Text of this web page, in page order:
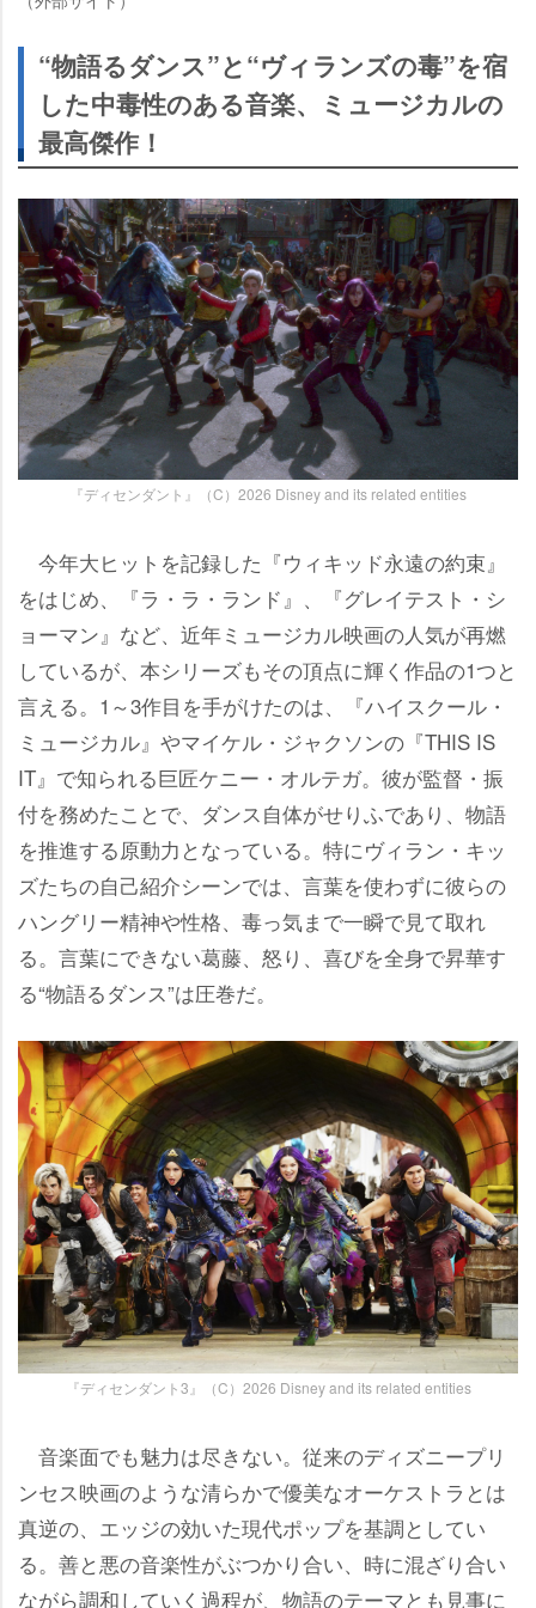
“物語るダンス”と“ヴィランズの毒”を宿
した中毒性のある音楽、ミュージカルの
最高傑作！
『ディセンダント』（C）2026 Disney and its related entities
今年大ヒットを記録した『ウィキッド永遠の約束』
をはじめ、『ラ・ラ・ランド』、『グレイテスト・シ
ョーマン』など、近年ミュージカル映画の人気が再燃
しているが、本シリーズもその頂点に輝く作品の1つと
言える。1～3作目を手がけたのは、『ハイスクール・
ミュージカル』やマイケル・ジャクソンの『THIS IS
IT』で知られる巨匠ケニー・オルテガ。彼が監督・振
付を務めたことで、ダンス自体がせりふであり、物語
を推進する原動力となっている。特にヴィラン・キッ
ズたちの自己紹介シーンでは、言葉を使わずに彼らの
ハングリー精神や性格、毒っ気まで一瞬で見て取れ
る。言葉にできない葛藤、怒り、喜びを全身で昇華す
る“物語るダンス”は圧巻だ。
『ディセンダント3』（C）2026 Disney and its related entities
音楽面でも魅力は尽きない。従来のディズニープリ
ンセス映画のような清らかで優美なオーケストラとは
真逆の、エッジの効いた現代ポップを基調としてい
る。善と悪の音楽性がぶつかり合い、時に混ざり合い
ながら調和していく過程が、物語のテーマとも見事に